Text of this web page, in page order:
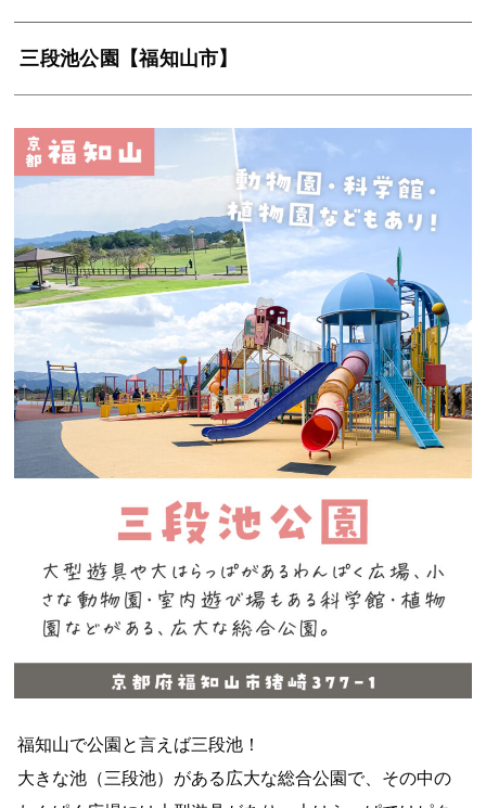
三段池公園【福知山市】
福知山で公園と言えば三段池！
大きな池（三段池）がある広大な総合公園で、その中の